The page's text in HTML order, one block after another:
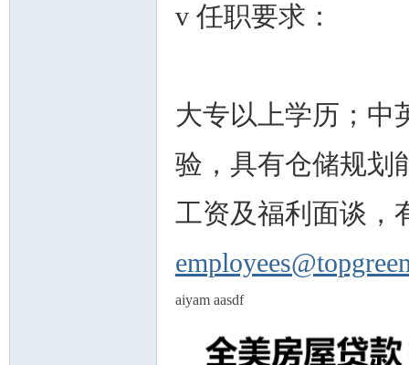
v 任职要求：
大专以上学历；中
验，具有仓储规划
工资及福利面谈，
aiyam aasdf